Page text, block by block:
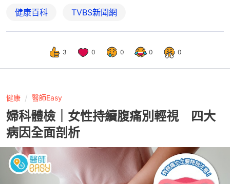
健康百科 TVBS新聞網
3 0 0 0 0
健康 醫師Easy
婦科體檢｜女性持續腹痛別輕視 四大
病因全面剖析